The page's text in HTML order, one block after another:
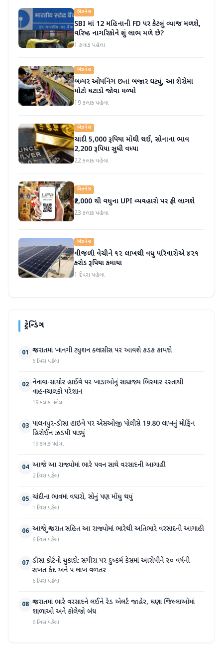
બિઝનેસ
SBI માં 12 મહિનાની FD પર કેટલું વ્યાજ મળશે,
વરિષ્ઠ નાગરિકોને શું લાભ મળે છે?
1 કલાક પહેલા
બિઝનેસ
બમ્પર ઓપનિંગ છતાં બજાર ઘટ્યું, આ શેરોમાં
મોટો ઘટાડો જોવા મળ્યો
19 કલાક પહેલા
બિઝનેસ
ચાંદી 5,000 રૂપિયા મોંઘી થઈ, સોનાના ભાવ
2,200 રૂપિયા સુધી વધ્યા
22 કલાક પહેલા
બિઝનેસ
₹2,000 થી વધુના UPI વ્યવહારો પર ફી લાગશે
23 કલાક પહેલા
બિઝનેસ
વીજળી વેચીને ૧૨ લાખથી વધુ પરિવારોએ ૪૨૧
કરોડ રૂપિયા કમાયા
1 દિવસ પહેલા
ટ્રેન્ડિંગ
01 ગુજરાતમાં ખાનગી ટ્યુશન ક્લાસીસ પર આવશે કડક કાયદો
6 દિવસ પહેલા
02 નેનાવા-સાંચોર હાઈવે પર ખાડાઓનું સામ્રાજ્ય બિસ્માર રસ્તાથી
વાહનચાલકો પરેશાન
19 કલાક પહેલા
03 પાલનપુર-ડીસા હાઇવે પર એસઓજી પોલીસે 19.80 લાખનું મોર્ફિન
હિરોઈન ઝડપી પાડ્યું
19 કલાક પહેલા
04 આજે આ રાજ્યોમાં ભારે પવન સાથે વરસાદની આગાહી
2 દિવસ પહેલા
05 ચાંદીના ભાવમાં વધારો, સોનું પણ મોંઘુ થયું
1 દિવસ પહેલા
06 આજે ગુજરાત સહિત આ રાજ્યોમાં ભારેથી અતિભારે વરસાદની આગાહી
6 દિવસ પહેલા
07 ડીસા કોર્ટનો ચુકાદો: સગીરા પર દુષ્કર્મ કેસમાં આરોપીને ૨૦ વર્ષની
સખત કેદ અને ૫ લાખ વળતર
6 દિવસ પહેલા
08 ગુજરાતમાં ભારે વરસાદને લઈને રેડ એલર્ટ જાહેર, ઘણા જિલ્લાઓમાં
શાળાઓ અને કોલેજો બંધ
6 દિવસ પહેલા